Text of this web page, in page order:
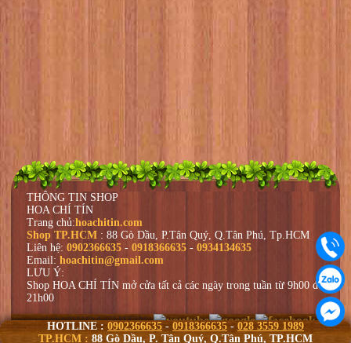
HOTLINE : 0902366635 - 0918366635 - 028 3559 1989
TP.HCM : 88 Gò Dầu, P. Tân Quý, Q.Tân Phú, TP.HCM
THÔNG TIN SHOP
HOA CHÍ TÍN
Trang chủ:hoachitin.com
Shop TP.HCM : 88 Gò Dầu, P.Tân Quý, Q.Tân Phú, Tp.HCM
Liên hệ: 0902366635 - 0918366635 - 0934134635
Email: hoachitin@gmail.com
LƯU Ý:
Shop HOA CHÍ TÍN mở cửa tất cả các ngày trong tuần từ 9h00 đến
21h00
coppyright@HOACHITIN
Design by hoachitin.com